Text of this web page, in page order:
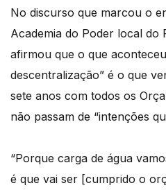
No discurso que marcou o
Academia do Poder local do
afirmou que o que
descentralização” é o que
sete anos com todos os
não passam de “intenções
“Porque carga de água
é que vai ser [cumprido o